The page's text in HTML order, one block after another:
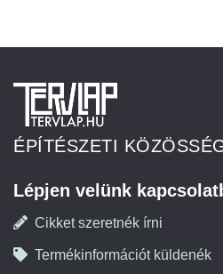
ÉPÍTÉSZETI
Lépjen velünk
Cikket szeretnék írni
Termékinformációt küldenék